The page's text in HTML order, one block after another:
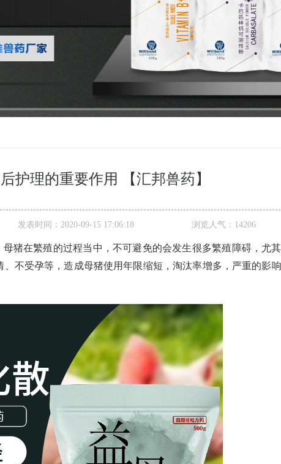
护理的重要作用 【汇邦兽药】
发表时间： 2020-09-15 17:06:18 浏览人气： 14206
母猪在繁殖的过程当中，不可避免的会发生很多繁殖障碍，尤
不受孕等，造成母猪使用年限缩短，淘汰率增多，严重的影